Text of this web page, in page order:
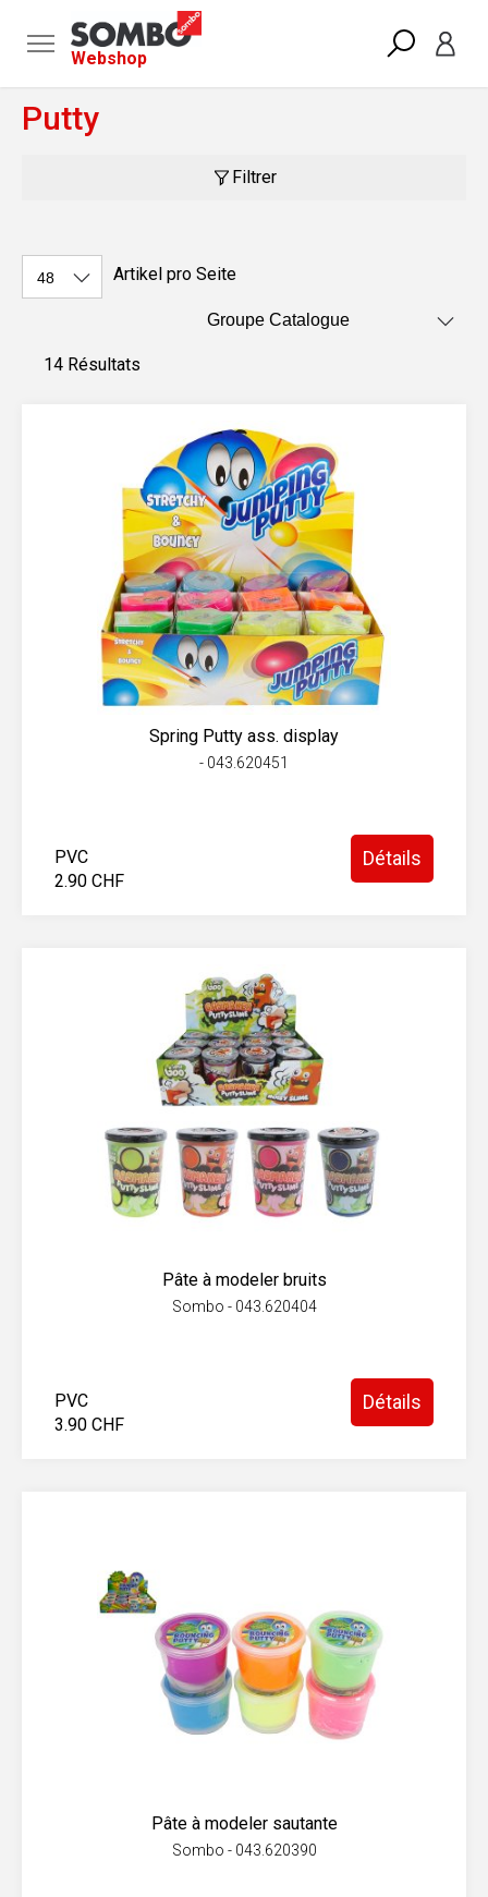
Webshop
Putty
Filtrer
Artikel pro Seite
14 Résultats
Spring Putty ass. display
- 043.620451
PVC
2.90 CHF
Détails
Pâte à modeler bruits
Sombo - 043.620404
PVC
3.90 CHF
Détails
Pâte à modeler sautante
Sombo - 043.620390